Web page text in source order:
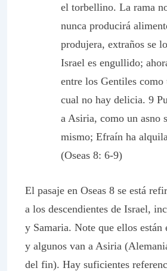
el torbellino. La rama
nunca producirá
produjera, extraños se
Israel es engullido;
entre los Gentiles como
cual no hay delicia. 9
a Asiria, como un asno
mismo; Efraín ha
(Oseas 8: 6-9)
El pasaje en Oseas 8 se está
a los descendientes de Israel,
y Samaria. Note que ellos están
y algunos van a Asiria
del fin). Hay suficientes